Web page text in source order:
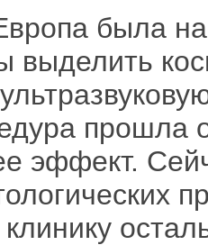
была
выделить
прошла
эффект.
клинику